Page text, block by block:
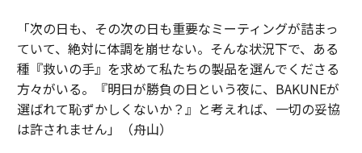
「次の日も、その次の日も重要なミーティングが詰まっ
ていて、絶対に体調を崩せない。そんな状況下で、ある
種『救いの手』を求めて私たちの製品を選んでくださる
方々がいる。『明日が勝負の日という夜に、BAKUNEが
選ばれて恥ずかしくないか？』と考えれば、一切の妥協
は許されません」（舟山）